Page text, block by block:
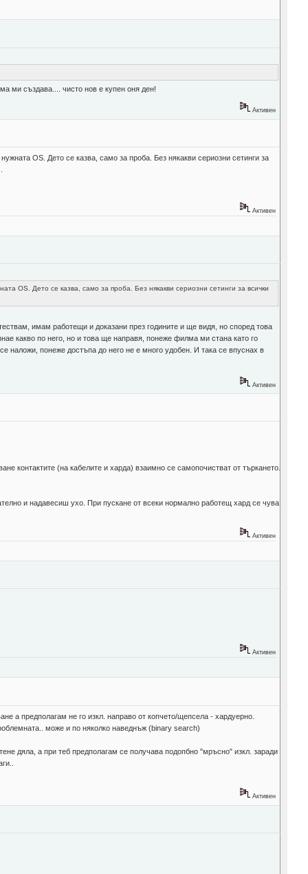
ми създава.... чисто нов е купен оня ден!
Активен
OS. Дето се казва, само за проба. Без някакви сериозни сетинги за
Активен
OS. Дето се казва, само за проба. Без някакви сериозни сетинги за всички
имам работещи и доказани през годините и ще видя, но според това
какво по него, но и това ще направя, понеже филма ми стана като го
наложи, понеже достъпа до него не е много удобен. И така се впуснах в
Активен
контактите (на кабелите и харда) взаимно се самопочистват от търкането.
и надавесиш ухо. При пускане от всеки нормално работещ хард се чува
Активен
Активен
а предполагам не го изкл. направо от копчето/щепсела - хардуерно.
може и по няколко наведнъж (binary search)
дяла, а при теб предполагам се получава подопбно "мръсно" изкл. заради
Активен